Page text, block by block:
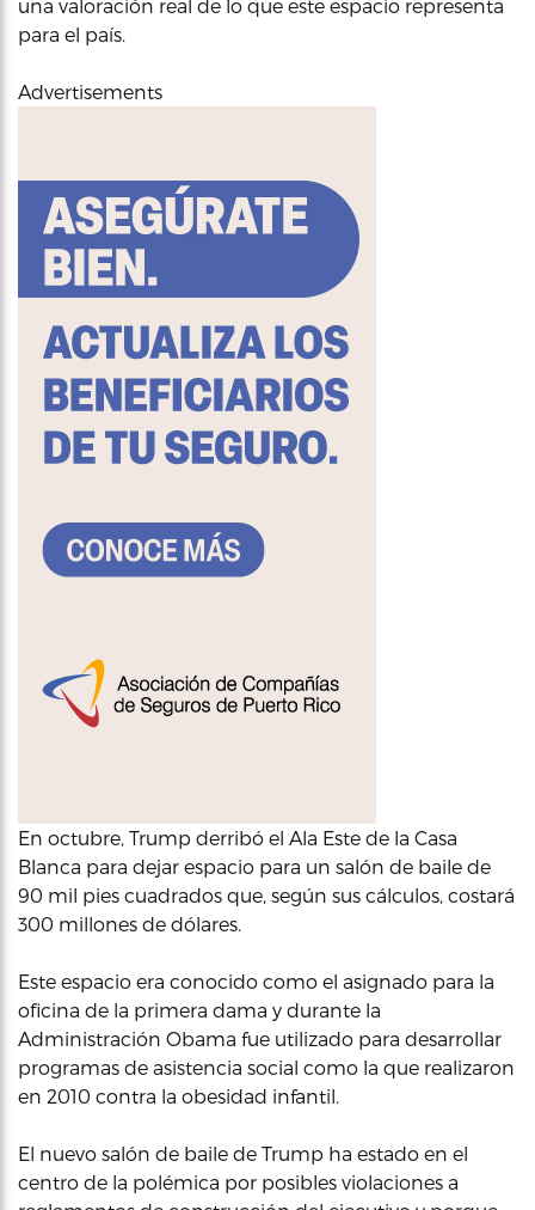
una valoración real de lo que este espacio representa
para el país.
Advertisements
En octubre, Trump derribó el Ala Este de la Casa
Blanca para dejar espacio para un salón de baile de
90 mil pies cuadrados que, según sus cálculos, costará
300 millones de dólares.
Este espacio era conocido como el asignado para la
oficina de la primera dama y durante la
Administración Obama fue utilizado para desarrollar
programas de asistencia social como la que realizaron
en 2010 contra la obesidad infantil.
El nuevo salón de baile de Trump ha estado en el
centro de la polémica por posibles violaciones a